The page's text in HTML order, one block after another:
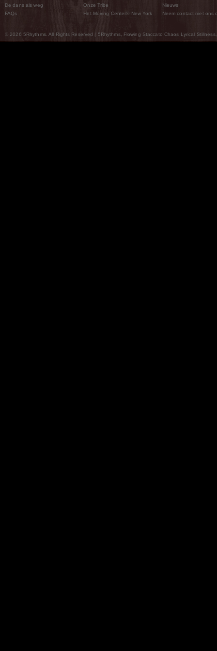
De dans als weg
FAQs
Onze Tribe
Het Moving Center® New York
Nieuws
Neem contact met ons
© 2026 5Rhythms. All Rights Reserved | 5Rhythms, Flowing Staccato Chaos Lyrical